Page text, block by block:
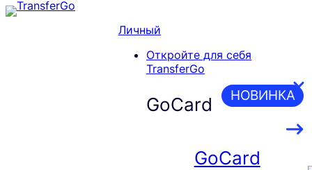
Skip
Личный
Откройте для себя
TransferGo
GoCard НОВИНКА
GoCard